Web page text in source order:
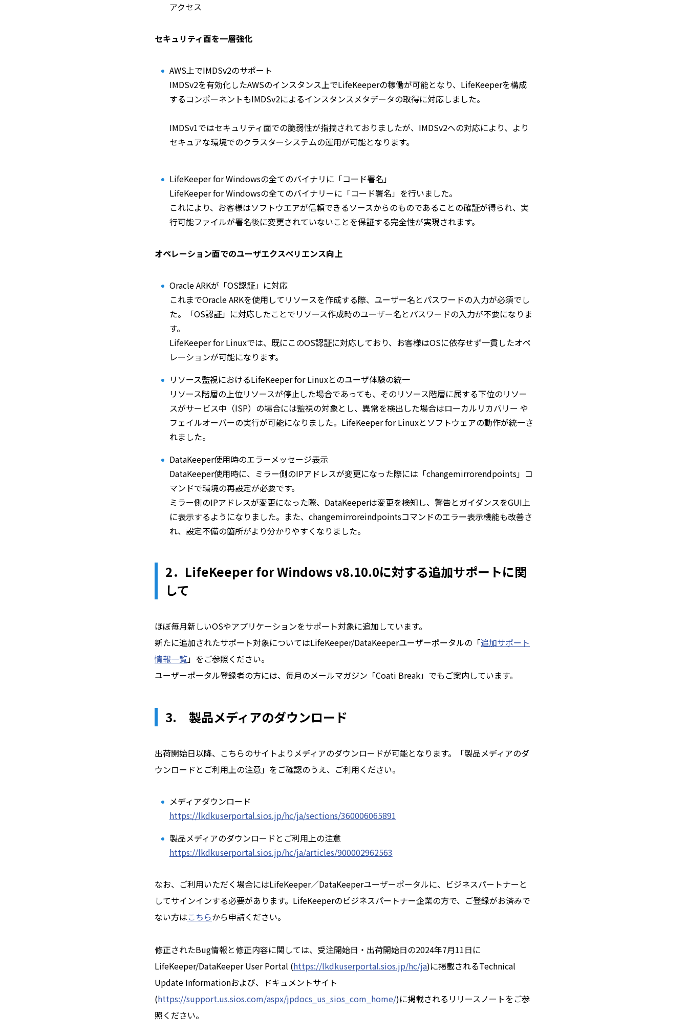
アクセス
セキュリティ面を一層強化
AWS上でIMDSv2のサポート
IMDSv2を有効化したAWSのインスタンス上でLifeKeeperの稼働が可能となり、LifeKeeperを構成
するコンポーネントもIMDSv2によるインスタンスメタデータの取得に対応しました。
IMDSv1ではセキュリティ面での脆弱性が指摘されておりましたが、IMDSv2への対応により、より
セキュアな環境でのクラスターシステムの運用が可能となります。
LifeKeeper for Windowsの全てのバイナリに「コード署名」
LifeKeeper for Windowsの全てのバイナリーに「コード署名」を行いました。
これにより、お客様はソフトウエアが信頼できるソースからのものであることの確証が得られ、実
行可能ファイルが署名後に変更されていないことを保証する完全性が実現されます。
オペレーション面でのユーザエクスペリエンス向上
Oracle ARKが「OS認証」に対応
これまでOracle ARKを使用してリソースを作成する際、ユーザー名とパスワードの入力が必須でし
た。「OS認証」に対応したことでリソース作成時のユーザー名とパスワードの入力が不要になりま
す。
LifeKeeper for Linuxでは、既にこのOS認証に対応しており、お客様はOSに依存せず一貫したオペ
レーションが可能になります。
リソース監視におけるLifeKeeper for Linuxとのユーザ体験の統一
リソース階層の上位リソースが停止した場合であっても、そのリソース階層に属する下位のリソー
スがサービス中（ISP）の場合には監視の対象とし、異常を検出した場合はローカルリカバリー や
フェイルオーバーの実行が可能になりました。LifeKeeper for Linuxとソフトウェアの動作が統一さ
れました。
DataKeeper使用時のエラーメッセージ表示
DataKeeper使用時に、ミラー側のIPアドレスが変更になった際には「changemirrorendpoints」コ
マンドで環境の再設定が必要です。
ミラー側のIPアドレスが変更になった際、DataKeeperは変更を検知し、警告とガイダンスをGUI上
に表示するようになりました。また、changemirroreindpointsコマンドのエラー表示機能も改善さ
れ、設定不備の箇所がより分かりやすくなりました。
2． LifeKeeper for Windows v8.10.0に対する追加サポートに関
して
ほぼ毎月新しいOSやアプリケーションをサポート対象に追加しています。
新たに追加されたサポート対象についてはLifeKeeper/DataKeeperユーザーポータルの「追加サポート
情報一覧」をご参照ください。
ユーザーポータル登録者の方には、毎月のメールマガジン「Coati Break」でもご案内しています。
3. 製品メディアのダウンロード
出荷開始日以降、こちらのサイトよりメディアのダウンロードが可能となります。「製品メディアのダ
ウンロードとご利用上の注意」をご確認のうえ、ご利用ください。
メディアダウンロード
https://lkdkuserportal.sios.jp/hc/ja/sections/360006065891
製品メディアのダウンロードとご利用上の注意
https://lkdkuserportal.sios.jp/hc/ja/articles/900002962563
なお、ご利用いただく場合にはLifeKeeper／DataKeeperユーザーポータルに、ビジネスパートナーと
してサインインする必要があります。LifeKeeperのビジネスパートナー企業の方で、ご登録がお済みで
ない方はこちらから申請ください。
修正されたBug情報と修正内容に関しては、受注開始日・出荷開始日の2024年7月11日に
LifeKeeper/DataKeeper User Portal (https://lkdkuserportal.sios.jp/hc/ja)に掲載されるTechnical
Update Informationおよび、ドキュメントサイト
(https://support.us.sios.com/aspx/jpdocs_us_sios_com_home/)に掲載されるリリースノートをご参
照ください。